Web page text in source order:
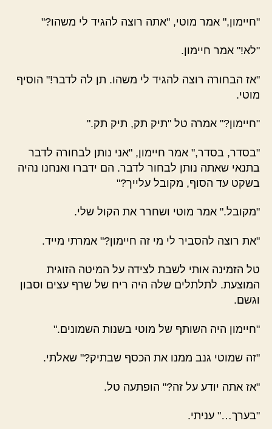
"חיימון," אמר מוטי, "אתה רוצה להגיד לי משהו?"
"לא!" אמר חיימון.
"אז הבחורה רוצה להגיד לי משהו. תן לה לדבר!" הוסיף
מוטי.
"חיימון?" אמרה טל "תיק תק, תיק תק."
"בסדר, בסדר," אמר חיימון, "אני נותן לבחורה לדבר
בתנאי שאתה נותן לבחור לדבר. הם ידברו ואנחנו נהיה
בשקט עד הסוף, מקובל עלייך?"
"מקובל." אמר מוטי ושחרר את הקול שלי.
"את רוצה להסביר לי מי זה חיימון?" אמרתי מייד.
טל הזמינה אותי לשבת לצידה על המיטה הזוגית
המוצעת. לתלתלים שלה היה ריח של שרף עצים וסבון
וגשם.
"חיימון היה השותף של מוטי בשנות השמונים."
"זה שמוטי גנב ממנו את הכסף שבתיק?" שאלתי.
"אז אתה יודע על זה?" הופתעה טל.
"בערך…" עניתי.